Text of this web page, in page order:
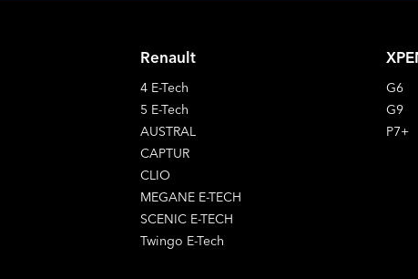
Renault
4 E-Tech
5 E-Tech
AUSTRAL
CAPTUR
CLIO
MEGANE E-TECH
SCENIC E-TECH
Twingo E-Tech
G6
G9
P7+